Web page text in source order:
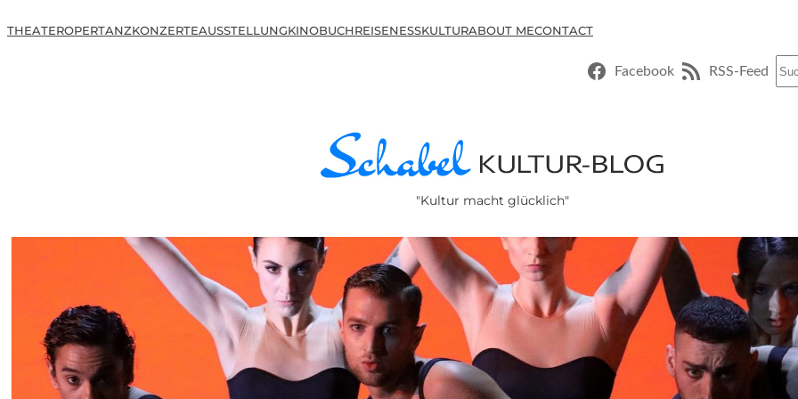
THEATEROPERTANZKONZERTEAUSSTELLUNGKINOBUCHREISENESSKULTURABOUT MECONTACT
Facebook RSS-Feed
"Kultur macht glücklich"